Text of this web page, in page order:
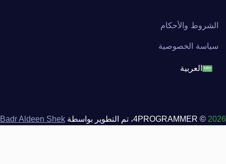
الشروط والأحكام
سياسة الخصوصية
العربية
français 2026 © 4PROGRAMMER، تم التطوير بواسطة
Badr Aldeen Shek